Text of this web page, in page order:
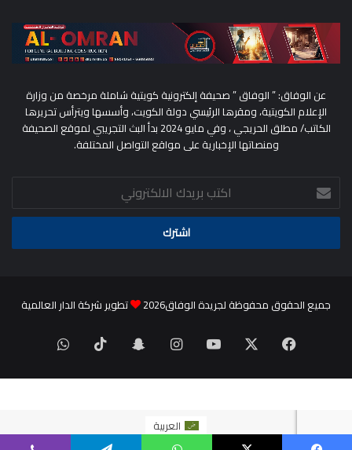
عن الوفاق: ” الوفاق ” صحيفة إلكترونية كويتية شاملة مرخصة من وزارة
الإعلام الكويتية، ومقرها الرئيسي دولة الكويت، وأسسها ويترأس تحريرها
الكاتب/ مطلق الحريجي ، وفي مايو 2024 بدأ البث التجريبي لموقع الصحيفة
ومنصاتها الإخبارية على مواقع التواصل المختلفة.
اكتب
بريدك
الالكتروني
جميع الحقوق محفوظة لجريدة الوفاق2026 تطوير شركة الدار العالمية
فيسبوك ‫YouTubeانستقرامسناب
تشات
‫TikTokواتساب
العربية